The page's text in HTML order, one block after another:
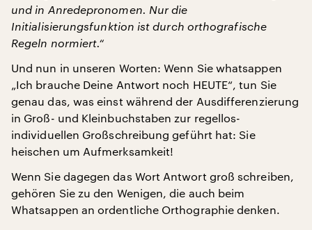
und in Anredepronomen. Nur die
Initialisierungsfunktion ist durch orthografische
Regeln normiert.“
Und nun in unseren Worten: Wenn Sie whatsappen
„Ich brauche Deine Antwort noch HEUTE“, tun Sie
genau das, was einst während der Ausdifferenzierung
in Groß- und Kleinbuchstaben zur regellos-
individuellen Großschreibung geführt hat: Sie
heischen um Aufmerksamkeit!
Wenn Sie dagegen das Wort Antwort groß schreiben,
gehören Sie zu den Wenigen, die auch beim
Whatsappen an ordentliche Orthographie denken.